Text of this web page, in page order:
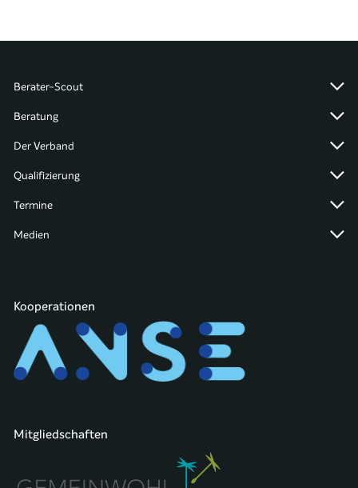
Berater-Scout
Beratung
Der Verband
Qualifizierung
Termine
Medien
Kooperationen
Mitgliedschaften